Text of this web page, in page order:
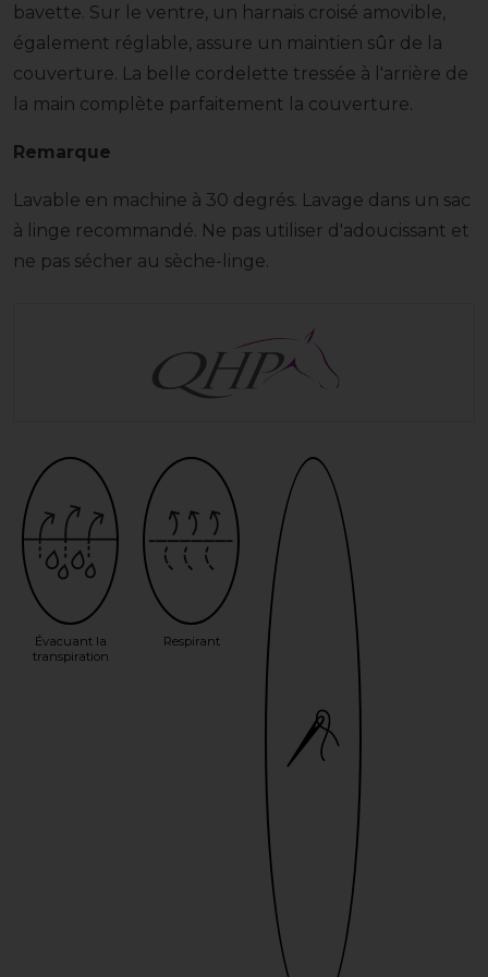
bavette. Sur le ventre, un harnais croisé amovible,
également réglable, assure un maintien sûr de la
couverture. La belle cordelette tressée à l'arrière de
la main complète parfaitement la couverture.
Remarque
Lavable en machine à 30 degrés. Lavage dans un sac
à linge recommandé. Ne pas utiliser d'adoucissant et
ne pas sécher au sèche-linge.
Évacuant la
transpiration
Respirant